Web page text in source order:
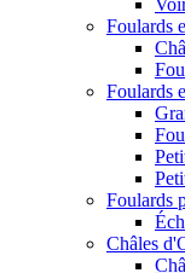
Foulards
Foulards
Foulards
Châles